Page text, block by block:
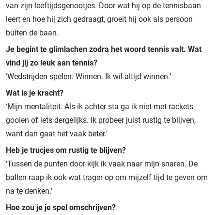
van zijn leeftijdsgenootjes. Door wat hij op de tennisbaan
leert en hoe hij zich gedraagt, groeit hij ook als persoon
buiten de baan.
Je begint te glimlachen zodra het woord tennis valt. Wat
vind jij zo leuk aan tennis?
‘Wedstrijden spelen. Winnen. Ik wil altijd winnen.’
Wat is je kracht?
‘Mijn mentaliteit. Als ik achter sta ga ik niet met rackets
gooien of iets dergelijks. Ik probeer juist rustig te blijven,
want dan gaat het vaak beter.’
Heb je trucjes om rustig te blijven?
‘Tussen de punten door kijk ik vaak naar mijn snaren. De
ballen raap ik ook wat trager op om mijzelf tijd te geven om
na te denken.’
Hoe zou je je spel omschrijven?